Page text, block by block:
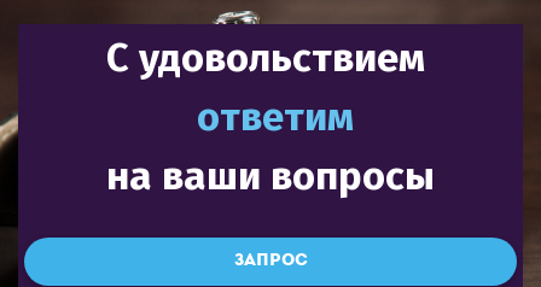
С удовольствием
ответим
на ваши вопросы
запрос